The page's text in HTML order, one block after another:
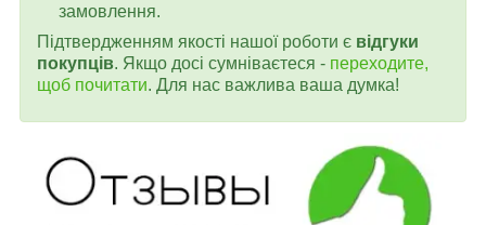
замовлення.
Підтвердженням якості нашої роботи є відгуки
покупців. Якщо досі сумніваєтеся - переходите,
щоб почитати. Для нас важлива ваша думка!